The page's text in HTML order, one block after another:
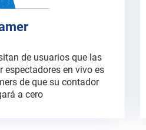
de usuarios que las
espectadores en vivo es
de que su contador
a cero